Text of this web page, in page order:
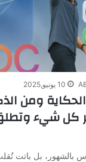
10 يونيو,2025
ومن
كل شيء
بالشهور، بل باتت